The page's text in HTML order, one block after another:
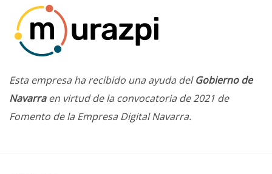
Esta empresa ha recibido una ayuda delGobierno de
Navarraen virtud de la convocatoria de 2021 de
Fomento de la Empresa Digital Navarra.